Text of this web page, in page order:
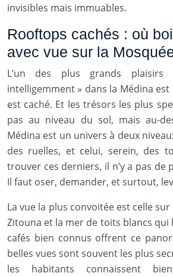
invisibles mais immuables.
Rooftops cachés : où
avec vue sur la
L’un des plus grands
intelligemment » dans la Médina
est caché. Et les trésors les plus
pas au niveau du sol, mais au-
Médina est un univers à deux
des ruelles, et celui, serein, des
trouver ces derniers, il n’y a pas de
Il faut oser, demander, et surtout,
La vue la plus convoitée est celle
Zitouna et la mer de toits blancs qui
cafés bien connus offrent ce
belles vues sont souvent les plus
les habitants connaissent